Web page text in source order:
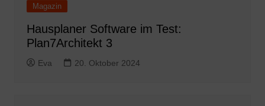
Magazin
Hausplaner Software im Test:
Plan7Architekt 3
Eva 20. Oktober 2024